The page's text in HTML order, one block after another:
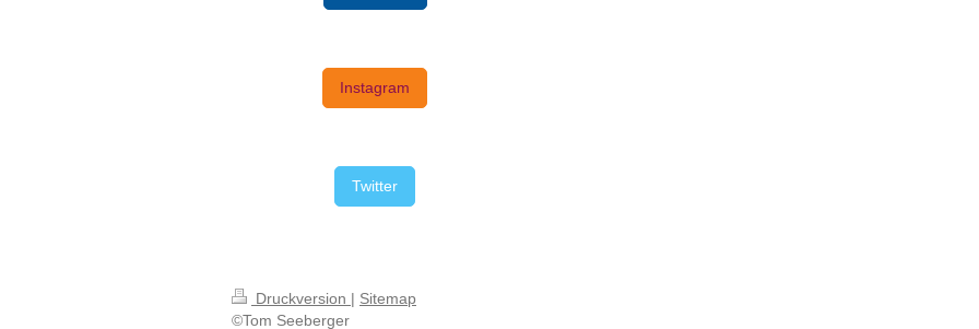
Instagram
Twitter
Druckversion | Sitemap
©Tom Seeberger